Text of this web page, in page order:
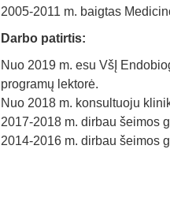
2005-2011 m. baigtas
Darbo patirtis:
Nuo 2019 m. esu VšĮ
programų lektorė.
Nuo 2018 m. konsultuoju
2017-2018 m. dirbau šeimos
2014-2016 m. dirbau šeimos